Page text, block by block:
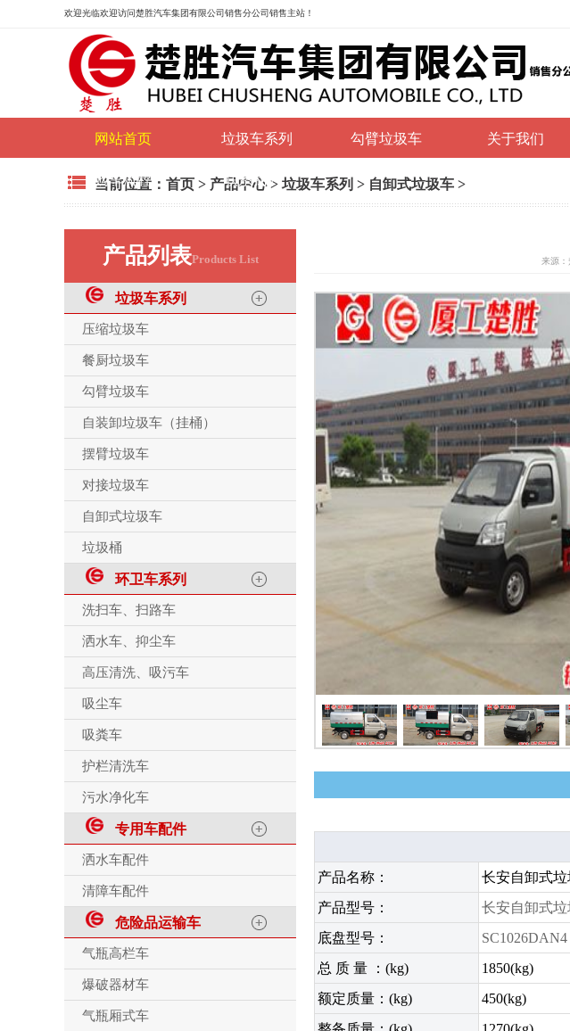
欢迎光临欢迎访问楚胜汽车集团有限公司销售分公司销售主站！
网站首页 垃圾车系列 勾臂垃圾车 关于我们
购车流程 联系我们
当前位置： 首页 > 产品中心> 垃圾车系列 > 自卸式垃圾车 >
产品列表Products List
垃圾车系列
压缩垃圾车
餐厨垃圾车
勾臂垃圾车
自装卸垃圾车（挂桶）
摆臂垃圾车
对接垃圾车
自卸式垃圾车
垃圾桶
环卫车系列
洗扫车、扫路车
洒水车、抑尘车
高压清洗、吸污车
吸尘车
吸粪车
护栏清洗车
污水净化车
专用车配件
洒水车配件
清障车配件
危险品运输车
气瓶高栏车
爆破器材车
气瓶厢式车
来源
产品名称：
长安自卸式
产品型号：
长安自卸式
底盘型号：
SC1026DAN4
总 质 量 ：(kg)
1850(kg)
额定质量：(kg)
450(kg)